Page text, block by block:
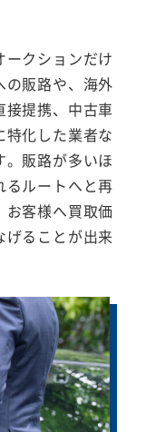
ークションだけ
の販路や、海外
接提携、中古車
化した業者な
。販路が多いほ
るルートへと再
お客様へ買取価
ることが出来